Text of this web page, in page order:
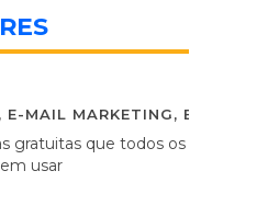
, E-MAIL MARKETING,
gratuitas que todos os
usar